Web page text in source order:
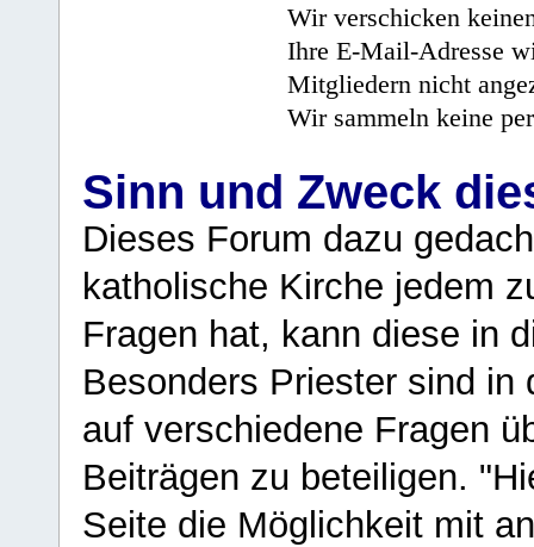
Wir verschicken
Ihre E-Mail-Adresse
Mitgliedern nicht
Wir sammeln keine
Sinn und Zweck
Dieses Forum dazu
katholische Kirche jedem
Fragen hat, kann diese in
Besonders Priester sind in
auf verschiedene Fragen
Beiträgen zu beteiligen.
Seite die Möglichkeit mit